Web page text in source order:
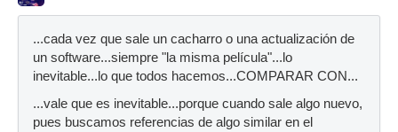
...cada vez que sale un cacharro o una actualización de
un software...siempre "la misma película"...lo
inevitable...lo que todos hacemos...COMPARAR CON...
...vale que es inevitable...porque cuando sale algo nuevo,
pues buscamos referencias de algo similar en el